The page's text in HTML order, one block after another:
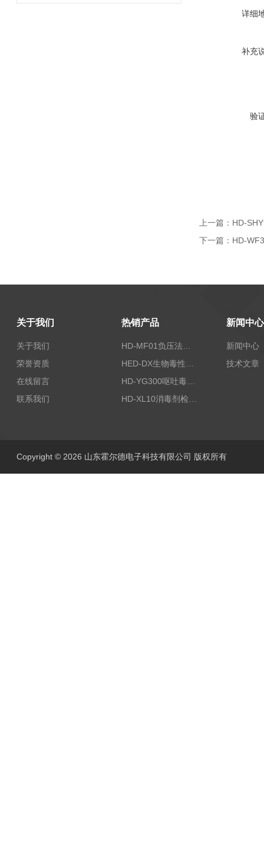
详细
补充
验
上一篇： HD-
下一篇： HD-
关于我们
关于我们
荣誉资质
在线留言
联系我们
热销产品
HD-MF01负压法密封性测试仪
新闻中心
新闻中心
技术文章
Copyright © 2026 山东霍尔德电子科技有限公司 版权所有